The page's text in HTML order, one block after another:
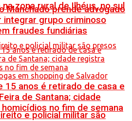
zona rural de Ilhéus, no sul
e policial militar são
Manchado prende advogado
integrar grupo criminoso
fraudes fundiárias
15 anos é retirado de casa e
de Santana; cidade
no fim de semana